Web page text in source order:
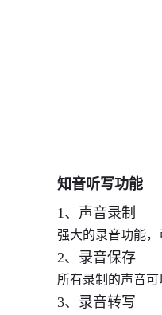
知音听写功能
1、声音录制
强大的录音功能，
2、录音保存
所有录制的声音
3、录音转写